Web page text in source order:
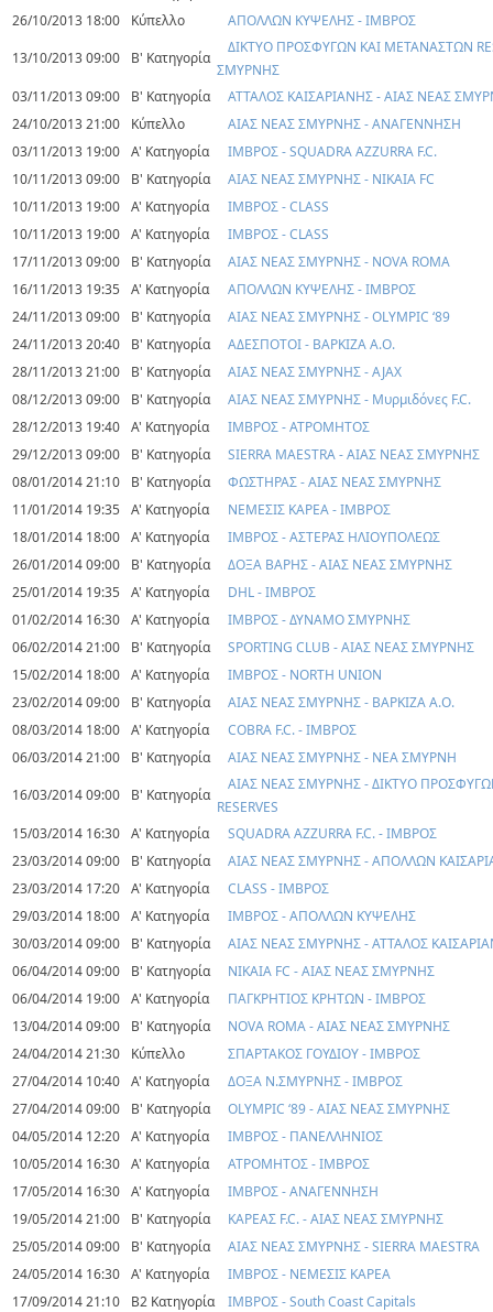
26/10/2013 18:00
Κύπελλο
ΑΠΟΛΛΩΝ ΚΥΨΕΛΗΣ - ΙΜΒΡΟΣ
13/10/2013 09:00
Β' Κατηγορία
ΔΙΚΤΥΟ ΠΡΟΣΦΥΓΩΝ ΚΑΙ ΜΕΤΑΝΑΣΤΩΝ
ΣΜΥΡΝΗΣ
03/11/2013 09:00
Β' Κατηγορία
ΑΤΤΑΛΟΣ ΚΑΙΣΑΡΙΑΝΗΣ - ΑΙΑΣ ΝΕΑΣ
24/10/2013 21:00
Κύπελλο
ΑΙΑΣ ΝΕΑΣ ΣΜΥΡΝΗΣ - ΑΝΑΓΕΝΝΗΣΗ
03/11/2013 19:00 Α' Κατηγορία
ΙΜΒΡΟΣ - SQUADRA AZZURRA F.C.
10/11/2013 09:00
Β' Κατηγορία
ΑΙΑΣ ΝΕΑΣ ΣΜΥΡΝΗΣ - ΝΙΚΑΙΑ FC
10/11/2013 19:00 Α' Κατηγορία
ΙΜΒΡΟΣ - CLASS
10/11/2013 19:00 Α' Κατηγορία
ΙΜΒΡΟΣ - CLASS
17/11/2013 09:00
Β' Κατηγορία
ΑΙΑΣ ΝΕΑΣ ΣΜΥΡΝΗΣ - NOVA ROMA
16/11/2013 19:35 Α' Κατηγορία
ΑΠΟΛΛΩΝ ΚΥΨΕΛΗΣ - ΙΜΒΡΟΣ
24/11/2013 09:00
Β' Κατηγορία
ΑΙΑΣ ΝΕΑΣ ΣΜΥΡΝΗΣ - OLYMPIC ‘89
24/11/2013 20:40
Β' Κατηγορία
ΑΔΕΣΠΟΤΟΙ - ΒΑΡΚΙΖΑ Α.Ο.
28/11/2013 21:00
Β' Κατηγορία
ΑΙΑΣ ΝΕΑΣ ΣΜΥΡΝΗΣ - AJAX
08/12/2013 09:00
Β' Κατηγορία
ΑΙΑΣ ΝΕΑΣ ΣΜΥΡΝΗΣ - Μυρμιδόνες F.C.
28/12/2013 19:40 Α' Κατηγορία
ΙΜΒΡΟΣ - ΑΤΡΟΜΗΤΟΣ
29/12/2013 09:00
Β' Κατηγορία
SIERRA MAESTRA - ΑΙΑΣ ΝΕΑΣ ΣΜΥΡΝΗΣ
08/01/2014 21:10
Β' Κατηγορία
ΦΩΣΤΗΡΑΣ - ΑΙΑΣ ΝΕΑΣ ΣΜΥΡΝΗΣ
11/01/2014 19:35 Α' Κατηγορία
ΝΕΜΕΣΙΣ ΚΑΡΕΑ - ΙΜΒΡΟΣ
18/01/2014 18:00 Α' Κατηγορία
ΙΜΒΡΟΣ - ΑΣΤΕΡΑΣ ΗΛΙΟΥΠΟΛΕΩΣ
26/01/2014 09:00
Β' Κατηγορία
ΔΟΞΑ ΒΑΡΗΣ - ΑΙΑΣ ΝΕΑΣ ΣΜΥΡΝΗΣ
25/01/2014 19:35 Α' Κατηγορία
DHL - ΙΜΒΡΟΣ
01/02/2014 16:30 Α' Κατηγορία
ΙΜΒΡΟΣ - ΔΥΝΑΜΟ ΣΜΥΡΝΗΣ
06/02/2014 21:00
Β' Κατηγορία
SPORTING CLUB - ΑΙΑΣ ΝΕΑΣ ΣΜΥΡΝΗΣ
15/02/2014 18:00 Α' Κατηγορία
ΙΜΒΡΟΣ - NORTH UNION
23/02/2014 09:00
Β' Κατηγορία
ΑΙΑΣ ΝΕΑΣ ΣΜΥΡΝΗΣ - ΒΑΡΚΙΖΑ Α.Ο.
08/03/2014 18:00 Α' Κατηγορία
COBRA F.C. - ΙΜΒΡΟΣ
06/03/2014 21:00
Β' Κατηγορία
ΑΙΑΣ ΝΕΑΣ ΣΜΥΡΝΗΣ - ΝΕΑ ΣΜΥΡΝΗ
16/03/2014 09:00
Β' Κατηγορία
ΑΙΑΣ ΝΕΑΣ ΣΜΥΡΝΗΣ - ΔΙΚΤΥΟ
RESERVES
15/03/2014 16:30 Α' Κατηγορία
SQUADRA AZZURRA F.C. - ΙΜΒΡΟΣ
23/03/2014 09:00
Β' Κατηγορία
ΑΙΑΣ ΝΕΑΣ ΣΜΥΡΝΗΣ - ΑΠΟΛΛΩΝ
23/03/2014 17:20 Α' Κατηγορία
CLASS - ΙΜΒΡΟΣ
29/03/2014 18:00 Α' Κατηγορία
ΙΜΒΡΟΣ - ΑΠΟΛΛΩΝ ΚΥΨΕΛΗΣ
30/03/2014 09:00
Β' Κατηγορία
ΑΙΑΣ ΝΕΑΣ ΣΜΥΡΝΗΣ - ΑΤΤΑΛΟΣ
06/04/2014 09:00
Β' Κατηγορία
ΝΙΚΑΙΑ FC - ΑΙΑΣ ΝΕΑΣ ΣΜΥΡΝΗΣ
06/04/2014 19:00 Α' Κατηγορία
ΠΑΓΚΡΗΤΙΟΣ ΚΡΗΤΩΝ - ΙΜΒΡΟΣ
13/04/2014 09:00
Β' Κατηγορία
NOVA ROMA - ΑΙΑΣ ΝΕΑΣ ΣΜΥΡΝΗΣ
24/04/2014 21:30
Κύπελλο
ΣΠΑΡΤΑΚΟΣ ΓΟΥΔΙΟΥ - ΙΜΒΡΟΣ
27/04/2014 10:40 Α' Κατηγορία
ΔΟΞΑ Ν.ΣΜΥΡΝΗΣ - ΙΜΒΡΟΣ
27/04/2014 09:00
Β' Κατηγορία
OLYMPIC ‘89 - ΑΙΑΣ ΝΕΑΣ ΣΜΥΡΝΗΣ
04/05/2014 12:20 Α' Κατηγορία
ΙΜΒΡΟΣ - ΠΑΝΕΛΛΗΝΙΟΣ
10/05/2014 16:30 Α' Κατηγορία
ΑΤΡΟΜΗΤΟΣ - ΙΜΒΡΟΣ
17/05/2014 16:30 Α' Κατηγορία
ΙΜΒΡΟΣ - ΑΝΑΓΕΝΝΗΣΗ
19/05/2014 21:00
Β' Κατηγορία
ΚΑΡΕΑΣ F.C. - ΑΙΑΣ ΝΕΑΣ ΣΜΥΡΝΗΣ
25/05/2014 09:00
Β' Κατηγορία
ΑΙΑΣ ΝΕΑΣ ΣΜΥΡΝΗΣ - SIERRA MAESTRA
24/05/2014 16:30 Α' Κατηγορία
ΙΜΒΡΟΣ - ΝΕΜΕΣΙΣ ΚΑΡΕΑ
17/09/2014 21:10
Β2 Κατηγορία
ΙΜΒΡΟΣ - South Coast Capitals